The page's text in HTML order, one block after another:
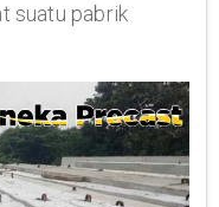
suatu pabrik